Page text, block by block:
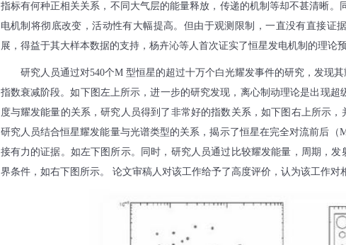
指标有何种正相关关系，不同大气层的能量释放，传递的机制等却不甚清晰
电机制将彻底改变，活动性有大幅提高。但由于观测限制，一直没有直接证
展，得益于其大样本数据的支持，杨卉沁等人首次证实了恒星发电机制的理论预
研究人员通过对540个M 型恒星的超过十万个白光耀发事件的研究，发现
指数衰减阶段。如下图左上所示，进一步的研究发现，离心制动理论是出现
度与耀发能量的关系，研究人员得到了非常好的指数关系，如下图右上所示
研究人员结合恒星耀发能量与光谱类型的关系，揭示了恒星在完全对流前后（
接有力的证据。如左下图所示。同时，研究人员通过比较耀发能量，周期，发
界条件，如右下图所示。 论文审稿人对该工作给予了高度评价，认为该工作对